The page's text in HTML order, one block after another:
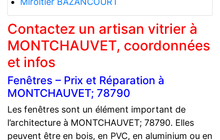
Contactez un artisan vitrier à
MONTCHAUVET, coordonnées
et infos
Fenêtres – Prix et Réparation à
MONTCHAUVET; 78790
Les fenêtres sont un élément important de
l’architecture à MONTCHAUVET; 78790. Elles
peuvent être en bois, en PVC, en aluminium ou en